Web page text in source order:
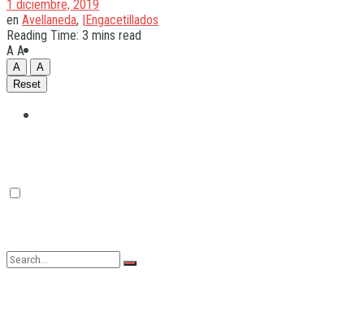
1 diciembre, 2019
en Avellaneda, |Engacetillados
Reading Time: 3 mins read
A A
A
A
Reset